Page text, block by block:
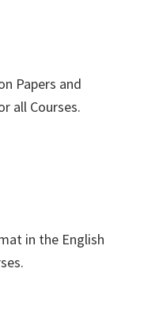
Papers and
all Courses.
in the English